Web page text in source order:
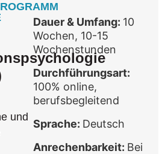
und
Dauer & Umfang: 10
Wochen, 10-15
Wochenstunden
Durchführungsart:
100% online,
berufsbegleitend
Sprache: Deutsch
Anrechenbarkeit: Bei